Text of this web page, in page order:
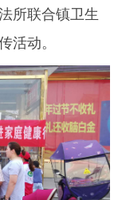
所联合镇卫生
活动。